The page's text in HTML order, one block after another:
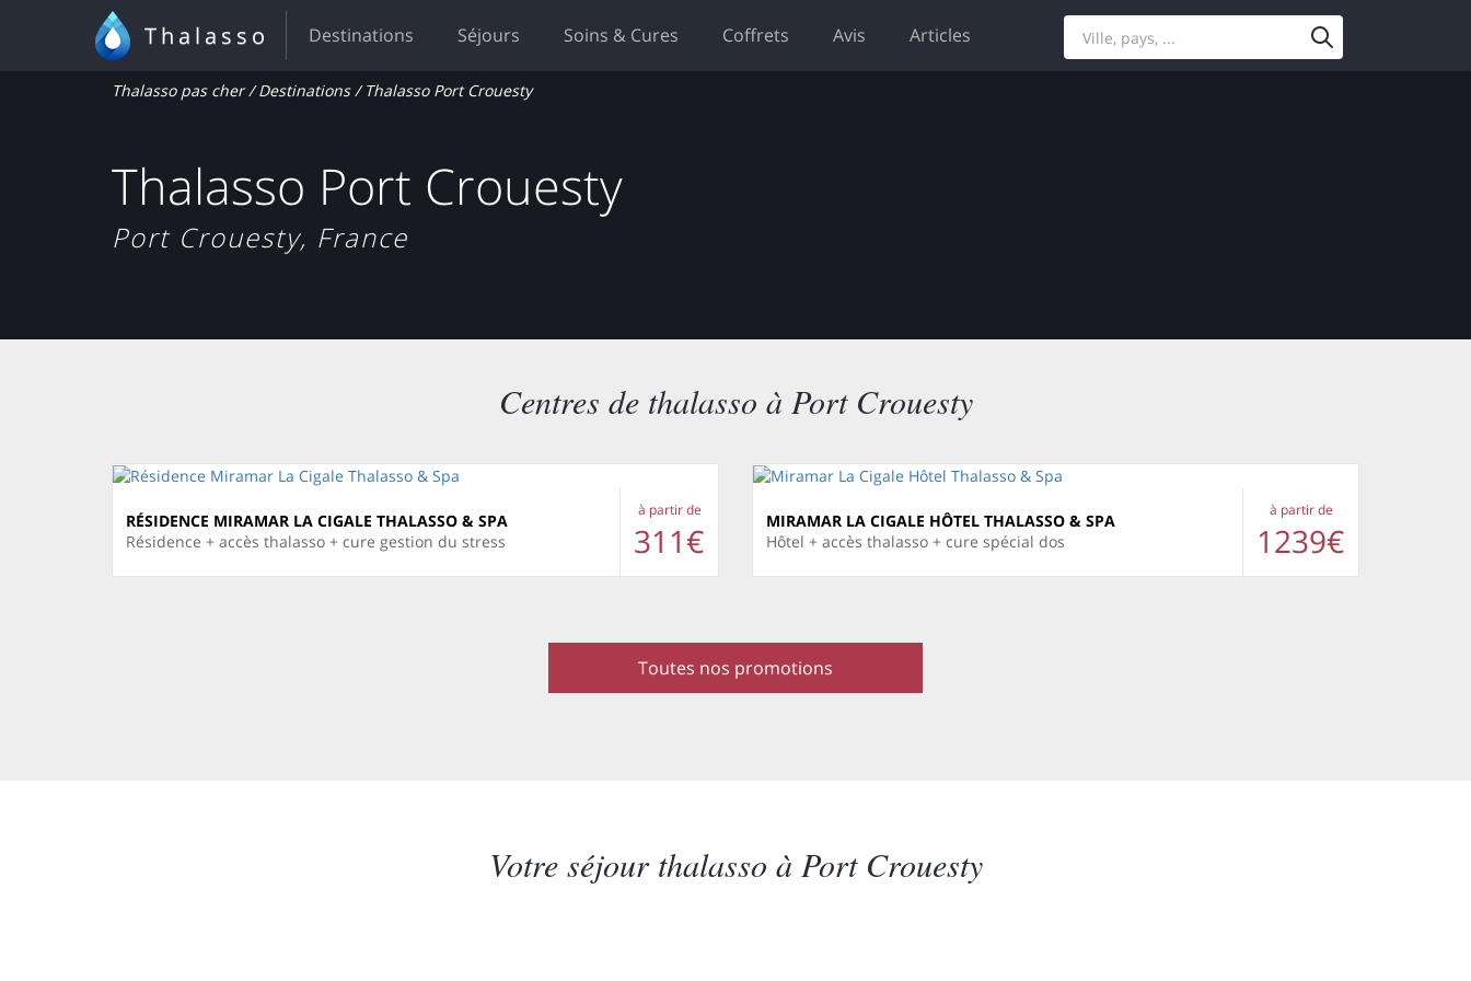
Thalasso Destinations Séjours Soins & Cures Coffrets Avis Articles
Thalasso Port Crouesty
Port Crouesty, France
Thalasso pas cher/Destinations/ Thalasso Port Crouesty
Centres de thalasso à Port Crouesty
RÉSIDENCE MIRAMAR LA CIGALE THALASSO & SPA
Résidence + accès thalasso + cure gestion du stress
à partir de
311€
MIRAMAR LA CIGALE HÔTEL THALASSO & SPA
Hôtel + accès thalasso + cure spécial dos
à partir de
1239€
Toutes nos promotions
Votre séjour thalasso à Port Crouesty